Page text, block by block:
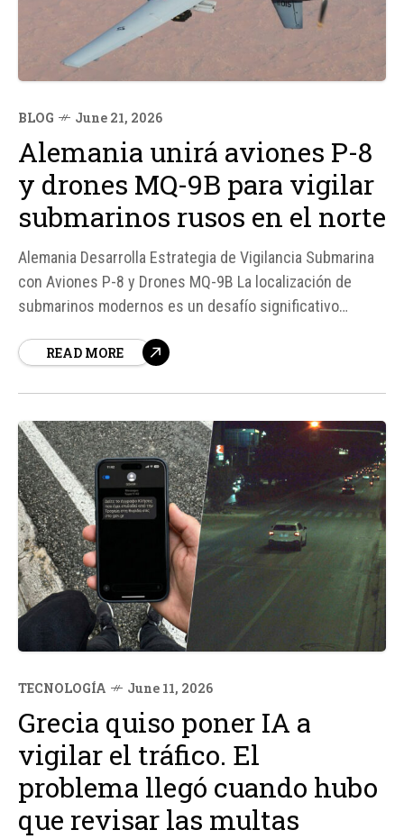
BLOG June 21, 2026
Alemania unirá aviones P-8
y drones MQ-9B para vigilar
submarinos rusos en el norte
Alemania Desarrolla Estrategia de Vigilancia Submarina
con Aviones P-8 y Drones MQ-9B La localización de
submarinos modernos es un desafío significativo
detectados y permanecer sumergidos durante días.
READ MORE
TECNOLOGÍA June 11, 2026
Grecia quiso poner IA a
vigilar el tráfico. El
problema llegó cuando hubo
que revisar las multas